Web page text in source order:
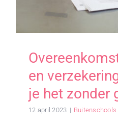
en
je het zonder
12 april 2023 | Buitenschools